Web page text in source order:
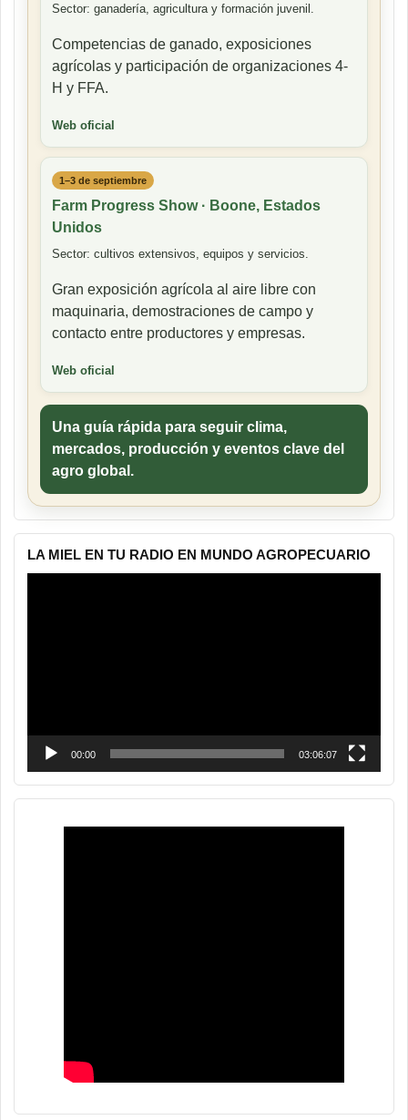
Sector: ganadería, agricultura y formación juvenil.
Competencias de ganado, exposiciones
agrícolas y participación de organizaciones 4-
H y FFA.
Web oficial
1–3 de septiembre
Farm Progress Show · Boone, Estados
Unidos
Sector: cultivos extensivos, equipos y servicios.
Gran exposición agrícola al aire libre con
maquinaria, demostraciones de campo y
contacto entre productores y empresas.
Web oficial
Una guía rápida para seguir clima,
mercados, producción y eventos clave del
agro global.
LA MIEL EN TU RADIO EN MUNDO AGROPECUARIO
00:00 03:06:07